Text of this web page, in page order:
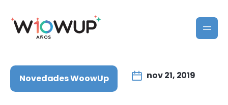
Novedades WoowUp nov 21, 2019